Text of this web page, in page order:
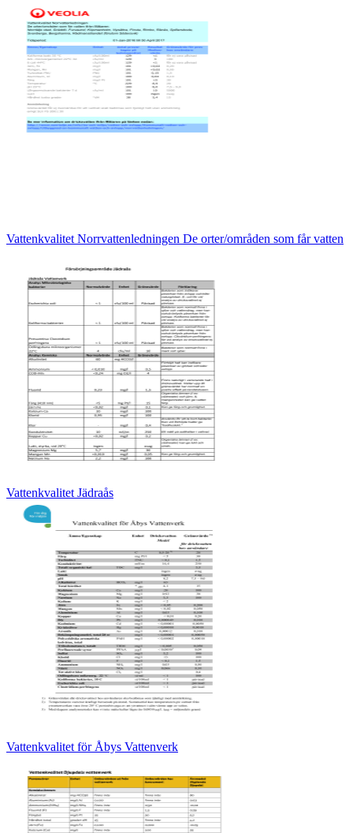
Vattenkvalitet Norrvattenledningen De orter/områden som får vatten
Vattenkvalitet Jädraås
Vattenkvalitet för Åbys Vattenverk